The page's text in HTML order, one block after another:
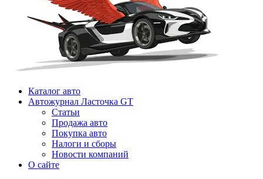
Каталог авто
Автожурнал Ласточка GT
Статьи
Продажа авто
Покупка авто
Налоги и сборы
Новости компаний
О сайте